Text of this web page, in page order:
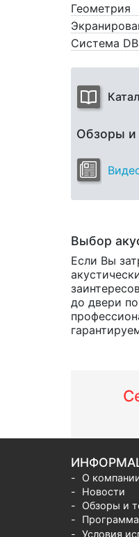
Геометрия
Система
Обзоры и
Выбор
Если Вы
до двери
О
Новости
Обзоры и
Условия